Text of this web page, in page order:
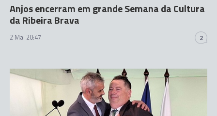
Anjos encerram em grande Semana da Cultura
da Ribeira Brava
2 Mai 20:47 2